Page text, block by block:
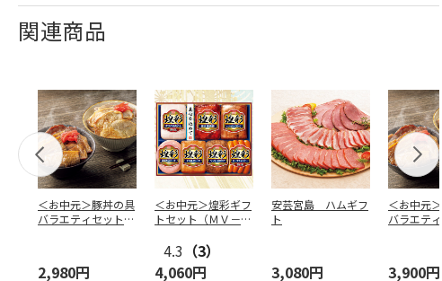
関連商品
＜お中元＞豚丼の具
バラエティセット
2,980円
＜お中元＞煌彩ギフ
トセット（ＭＶ－５
4.3 （3）
4,060円
安芸宮島 ハムギフ
ト
3,080円
＜お中元
バラエテ
3,900円